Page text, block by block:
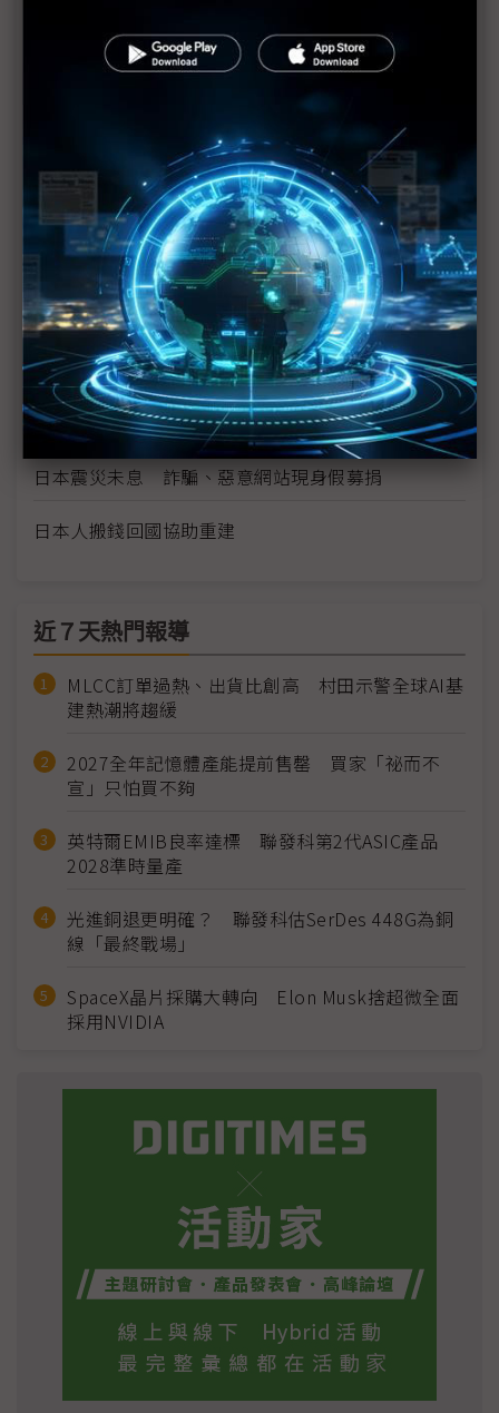
菅直人就核電廠危機 謀求民主黨歷任代表配合
強震震出隱憂 日本需要明確領導
宮城強震刺激 震醒日本失落十年
日本天皇電視演說 為國祈禱籲民團結
複合型災難危機 考驗菅直人領導能力
國際社會對日本伸援
歐巴馬2度致電日相表明全力協助救災
救濟震災 金仁寶集團捐200萬美元
日本震災未息 詐騙、惡意網站現身假募捐
日本人搬錢回國協助重建
近７天熱門報導
MLCC訂單過熱、出貨比創高 村田示警全球AI基
建熱潮將趨緩
2027全年記憶體產能提前售罄 買家「祕而不
宣」只怕買不夠
英特爾EMIB良率達標 聯發科第2代ASIC產品
2028準時量產
光進銅退更明確？ 聯發科估SerDes 448G為銅
線「最終戰場」
SpaceX晶片採購大轉向 Elon Musk捨超微全面
採用NVIDIA